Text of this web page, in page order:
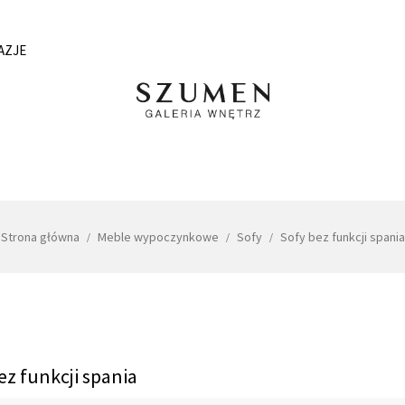
Strona główna Meble wypoczynkowe Sofy Sofy bez funkcji spania
funkcji spania